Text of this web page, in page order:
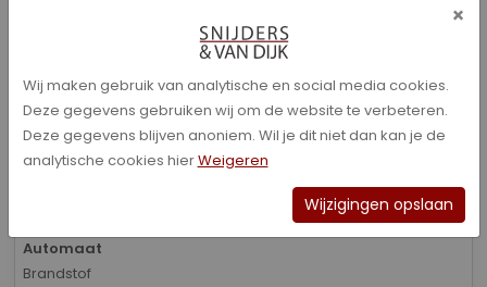
Audi A3 - Sportback 40 TFSI e Advanced edition
Bouwjaar
01-2026
Kilometerstand
Automaat
Brandstof
×
Wij maken gebruik van analytische en social media cookies.
Deze gegevens gebruiken wij om de website te verbeteren.
Deze gegevens blijven anoniem. Wil je dit niet dan kan je de
analytische cookies hierWeigeren
Wijzigingen opslaan